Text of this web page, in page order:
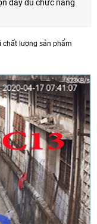
đầy đủ chức năng
chất lượng sản phẩm